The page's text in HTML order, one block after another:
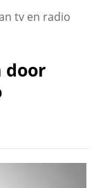
tv en radio
door